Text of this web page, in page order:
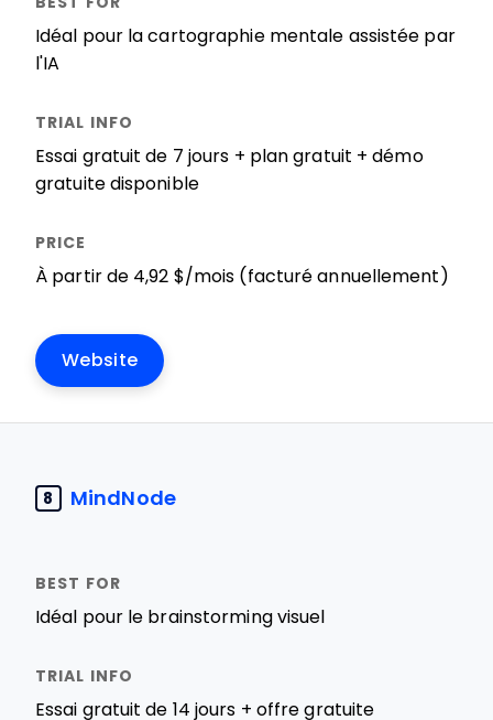
Idéal pour la cartographie mentale assistée par
l'IA
Essai gratuit de 7 jours + plan gratuit + démo
gratuite disponible
À partir de 4,92 $/mois (facturé annuellement)
Website
8 MindNode
Idéal pour le brainstorming visuel
Essai gratuit de 14 jours + offre gratuite